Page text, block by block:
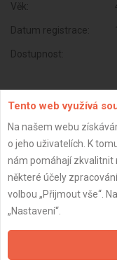
Věk:
Datum registrace:
Dostupnost:
Tento web využívá
Na našem webu
o jeho uživatelích. K
nám pomáhají zkvalitnit
některé účely
volbou „Přijmout vše“.
„Nastavení“.